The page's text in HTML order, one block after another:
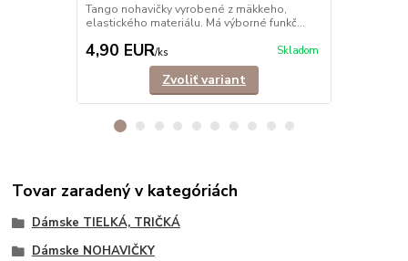
Tango nohavičky vyrobené z mäkkeho,
elastického materiálu. Má výborné funkč...
4,90 EUR/ks Skladom
Zvoliť variant
Tovar zaradený v kategóriách
Dámske TIELKÁ, TRIČKÁ
Dámske NOHAVIČKY